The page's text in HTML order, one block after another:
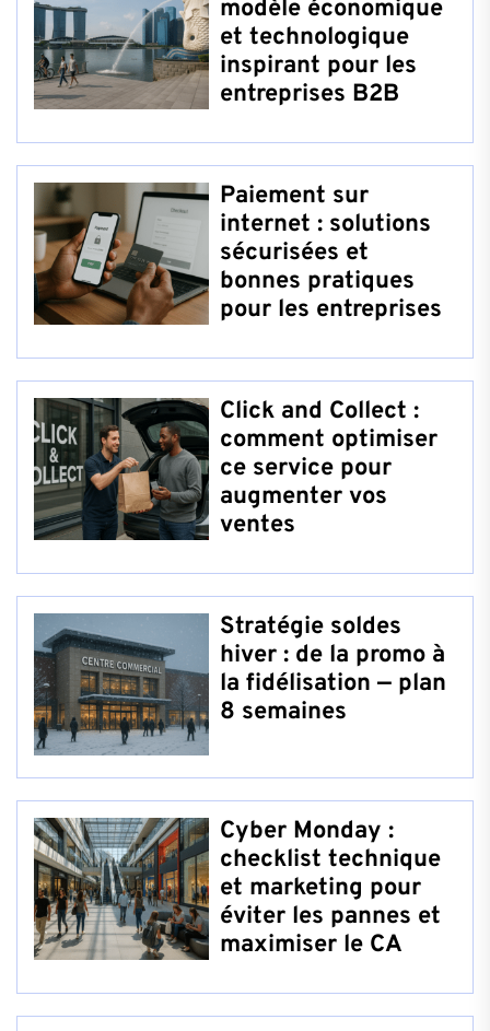
modèle économique
et technologique
inspirant pour les
entreprises B2B
Paiement sur
internet : solutions
sécurisées et
bonnes pratiques
pour les entreprises
Click and Collect :
comment optimiser
ce service pour
augmenter vos
ventes
Stratégie soldes
hiver : de la promo à
la fidélisation — plan
8 semaines
Cyber Monday :
checklist technique
et marketing pour
éviter les pannes et
maximiser le CA